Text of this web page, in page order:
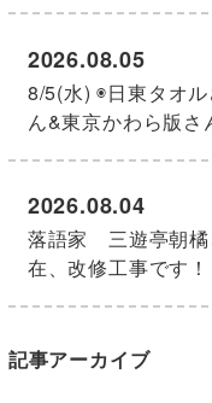
8/5(水) ◉日東タオ
ん&東京かわら版さ
2026.08.05
落語家 三遊亭朝橘
在、改修工事です！
2026.08.04
記事アーカイブ